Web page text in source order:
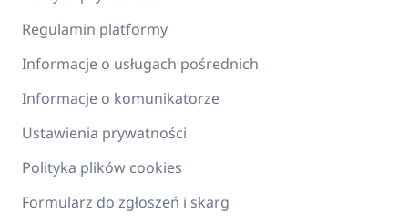
Regulamin platformy
Informacje o usługach pośrednich
Informacje o komunikatorze
Ustawienia prywatności
Polityka plików cookies
Formularz do zgłoszeń i skarg